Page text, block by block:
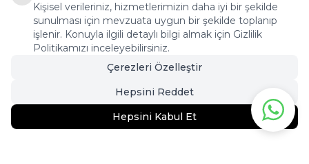
292,95TL Sepete Ekle
Bostancı Mah. Dar yol Sok. Safir sitesi 5/1 B Blok
Kadıköy - İSTANBUL
info@cekmeceonline.com
Kişisel verileriniz, hizmetlerimizin daha iyi bir şekilde
sunulması için mevzuata uygun bir şekilde toplanıp
işlenir. Konuyla ilgili detaylı bilgi almak için Gizlilik
Politikamızı inceleyebilirsiniz.
Çerezleri Özelleştir
Hepsini Reddet
Hepsini Kabul Et